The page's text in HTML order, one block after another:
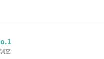
査